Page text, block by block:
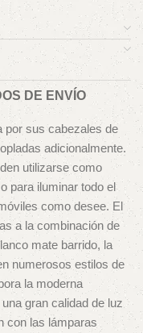
DE ENVÍO
por sus cabezales de
adicionalmente.
utilizarse como
para iluminar todo el
como desee. El
a la combinación de
mate barrido, la
numerosos estilos de
la moderna
gran calidad de luz
con las lámparas